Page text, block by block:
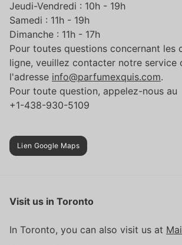
Jeudi-Vendredi : 10h - 19h
Samedi : 11h - 19h
Dimanche : 11h - 17h
Pour toutes questions concernant les
ligne, veuillez contacter notre service
l'adresse info@parfumexquis.com.
Pour toute question, appelez-nous au
+1-438-930-5109
Lien Google Maps
Visit us in Toronto
In Toronto, you can also visit us at